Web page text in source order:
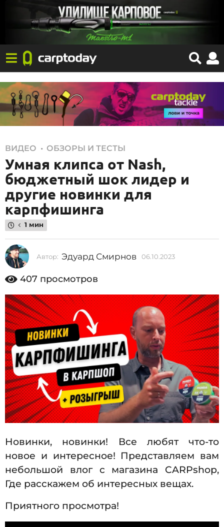
0
6
.
1
0
.
2
0
2
3
6
.
1
0
.
2
0
2
3
ВИДЕО ,ОБЗОРЫ И ТЕСТЫ
Умная клипса от Nash,
бюджетный шок лидер и
другие новинки для
карпфишинга
1 мин
Автор: Эдуард Смирнов 06.10.2023
0
.
2
0
2
3
407 просмотров
Новинки, новинки! Все любят что-то
новое и интересное! Представляем вам
небольшой влог с магазина CARPshop,
Где расскажем об интересных вещах.
Приятного просмотра!